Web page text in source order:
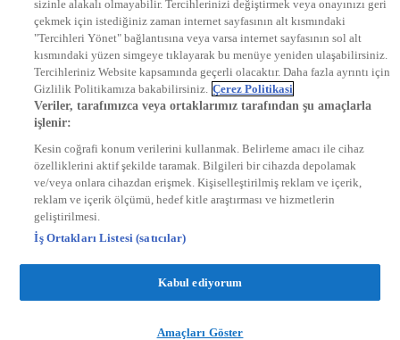
EKSEN
VOYAGE
DYG Dijital
ntv.com.tr
ntvspor.net
secim.ntv.com.tr
startv.com.tr
kralmuzik.com.tr
sizinle alakalı olmayabilir. Tercihlerinizi değiştirmek veya onayınızı geri
çekmek için istediğiniz zaman internet sayfasının alt kısmındaki
"Tercihleri Yönet" bağlantısına veya varsa internet sayfasının sol alt
kısmındaki yüzen simgeye tıklayarak bu menüye yeniden ulaşabilirsiniz.
Tercihleriniz Website kapsamında geçerli olacaktır. Daha fazla ayrıntı için
Gizlilik Politikamıza bakabilirsiniz. Çerez Politikasi
Veriler, tarafımızca veya ortaklarımız tarafından şu amaçlarla
işlenir:
Kesin coğrafi konum verilerini kullanmak. Belirleme amacı ile cihaz
özelliklerini aktif şekilde taramak. Bilgileri bir cihazda depolamak
ve/veya onlara cihazdan erişmek. Kişiselleştirilmiş reklam ve içerik,
reklam ve içerik ölçümü, hedef kitle araştırması ve hizmetlerin
geliştirilmesi.
İş Ortakları Listesi (satıcılar)
Kabul ediyorum
Amaçları Göster